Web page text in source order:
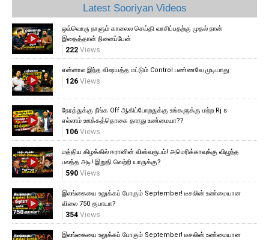
Latest Sooriyan Videos
ஒவ்வொரு நாளும் காலைல செய்தி வாசிப்பதற்கு முதல் நான்
இதைத்தான் நினைப்பேன்
222Views
என்னால இந்த விஷயத்த மட்டும் Control பண்ணவே முடியாது
126Views
நேரத்துக்கு நீங்க Off ஆகிப்போறதுக்கு உங்களுக்கு மற்ற Rj s
எல்லாம் ஊக்கத்தொகை தாரது உண்மையா??
106Views
மத்திய கிழக்கில் ஈரானின் விஸ்வரூபம்! அமெரிக்காவுக்கு விழுந்த
பலத்த அடி! இறுதி வெற்றி யாருக்கு?
590Views
இலங்கையை உலுக்கப் போகும் September! டீசலின் உண்மையான
விலை 750 ரூபாயா?
354Views
இலங்கையை உலுக்கப் போகும் September! டீசலின் உண்மையான